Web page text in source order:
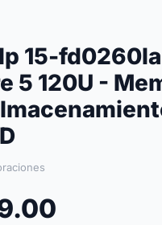
15-
5 120U -